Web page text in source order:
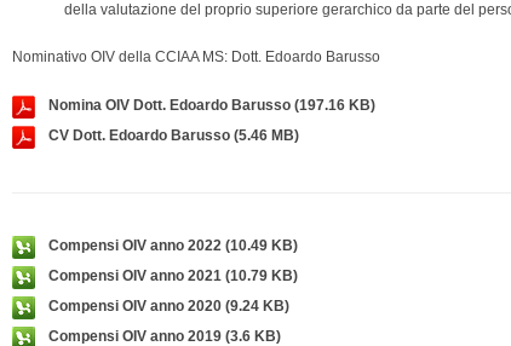
della valutazione del proprio superiore gerarchico da parte del
Nominativo OIV della CCIAA MS: Dott. Edoardo Barusso
Nomina OIV Dott. Edoardo Barusso(197.16 KB)
CV Dott. Edoardo Barusso(5.46 MB)
Compensi OIV anno 2022(10.49 KB)
Compensi OIV anno 2021(10.79 KB)
Compensi OIV anno 2020(9.24 KB)
Compensi OIV anno 2019(3.6 KB)